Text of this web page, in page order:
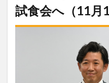
試食会へ（11月